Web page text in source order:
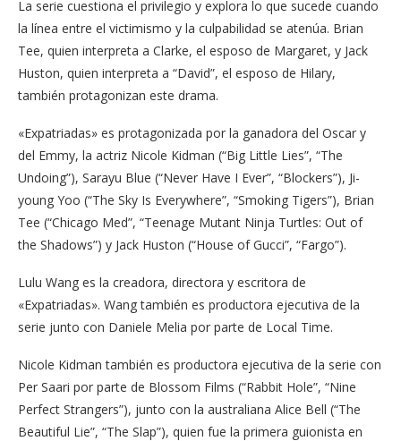
La serie cuestiona el privilegio y explora lo que sucede cuando
la línea entre el victimismo y la culpabilidad se atenúa. Brian
Tee, quien interpreta a Clarke, el esposo de Margaret, y Jack
Huston, quien interpreta a “David”, el esposo de Hilary,
también protagonizan este drama.
«Expatriadas» es protagonizada por la ganadora del Oscar y
del Emmy, la actriz Nicole Kidman (“Big Little Lies”, “The
Undoing”), Sarayu Blue (“Never Have I Ever”, “Blockers”), Ji-
young Yoo (“The Sky Is Everywhere”, “Smoking Tigers”), Brian
Tee (“Chicago Med”, “Teenage Mutant Ninja Turtles: Out of
the Shadows”) y Jack Huston (“House of Gucci”, “Fargo”).
Lulu Wang es la creadora, directora y escritora de
«Expatriadas». Wang también es productora ejecutiva de la
serie junto con Daniele Melia por parte de Local Time.
Nicole Kidman también es productora ejecutiva de la serie con
Per Saari por parte de Blossom Films (“Rabbit Hole”, “Nine
Perfect Strangers”), junto con la australiana Alice Bell (“The
Beautiful Lie”, “The Slap”), quien fue la primera guionista en